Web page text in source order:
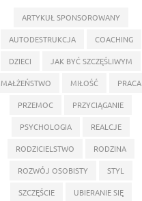
ARTYKUŁ SPONSOROWANY
AUTODESTRUKCJA
COACHING
DZIECI
JAK BYĆ SZCZĘŚLIWYM
MAŁŻEŃSTWO
MIŁOŚĆ
PRACA
PRZEMOC
PRZYCIĄGANIE
PSYCHOLOGIA
REALCJE
RODZICIELSTWO
RODZINA
ROZWÓJ OSOBISTY
STYL
SZCZĘŚCIE
UBIERANIE SIĘ